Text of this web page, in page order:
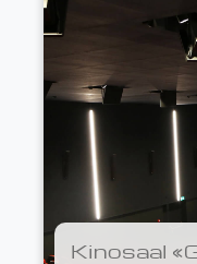
Kinosaal